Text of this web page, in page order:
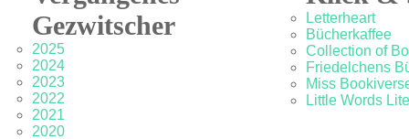
Gezwitscher
2025
2024
2023
2022
2021
2020
Letterheart
Bücherkaffee
Collection of
Friedelchens
Miss
Little Words